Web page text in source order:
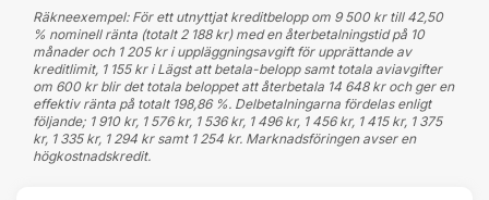
Räkneexempel: För ett utnyttjat kreditbelopp om 9 500 kr till 42,50
% nominell ränta (totalt 2 188 kr) med en återbetalningstid på 10
månader och 1 205 kr i uppläggningsavgift för upprättande av
kreditlimit, 1 155 kr i Lägst att betala-belopp samt totala aviavgifter
om 600 kr blir det totala beloppet att återbetala 14 648 kr och ger en
effektiv ränta på totalt 198,86 %. Delbetalningarna fördelas enligt
följande; 1 910 kr, 1 576 kr, 1 536 kr, 1 496 kr, 1 456 kr, 1 415 kr, 1 375
kr, 1 335 kr, 1 294 kr samt 1 254 kr. Marknadsföringen avser en
högkostnadskredit.